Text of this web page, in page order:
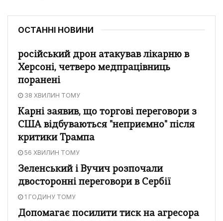
ОСТАННІ НОВИНИ
російський дрон атакував лікарню в
Херсоні, четверо медпрацівниць
поранені
38 ХВИЛИН ТОМУ
Карні заявив, що торгові переговори з
США відбуваються "неприємно" після
критики Трампа
56 ХВИЛИН ТОМУ
Зеленський і Вучич розпочали
двосторонні переговори в Сербії
1 ГОДИНУ ТОМУ
Допомагає посилити тиск на агресора